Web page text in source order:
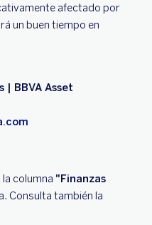
afectado por
un buen tiempo en
Zenteno
| BBVA Asset
columna "Finanzas
Consulta también la